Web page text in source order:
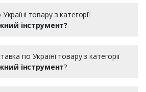
товару з категорії
інструмент?
по Україні товару з категорії
інструмент?